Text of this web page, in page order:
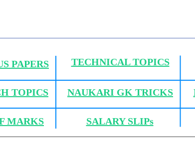
PAPERS TECHNICAL TOPICS
TOPICS
NAUKARI GK TRICKS
MARKS SALARY SLIPs